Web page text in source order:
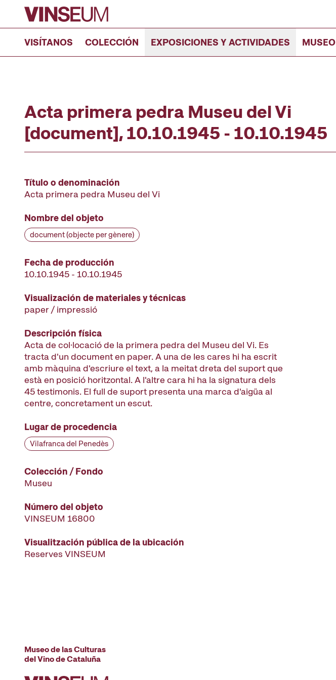
Ir al contenido
VISÍTANOS COLECCIÓN EXPOSICIONES Y ACTIVIDADES MUSEO
Acta primera pedra Museu del Vi
[document], 10.10.1945 - 10.10.1945
Título o denominación
Acta primera pedra Museu del Vi
Nombre del objeto
document (objecte per gènere)
Fecha de producción
10.10.1945 - 10.10.1945
Visualización de materiales y técnicas
paper / impressió
Descripción física
Acta de col·locació de la primera pedra del Museu del Vi. Es
tracta d'un document en paper. A una de les cares hi ha escrit
amb màquina d'escriure el text, a la meitat dreta del suport que
està en posició horitzontal. A l'altre cara hi ha la signatura dels
45 testimonis. El full de suport presenta una marca d'aigüa al
centre, concretament un escut.
Lugar de procedencia
Vilafranca del Penedès
Colección / Fondo
Museu
Número del objeto
VINSEUM 16800
Visualitzación pública de la ubicación
Reserves VINSEUM
Museo de las Culturas
del Vino de Cataluña